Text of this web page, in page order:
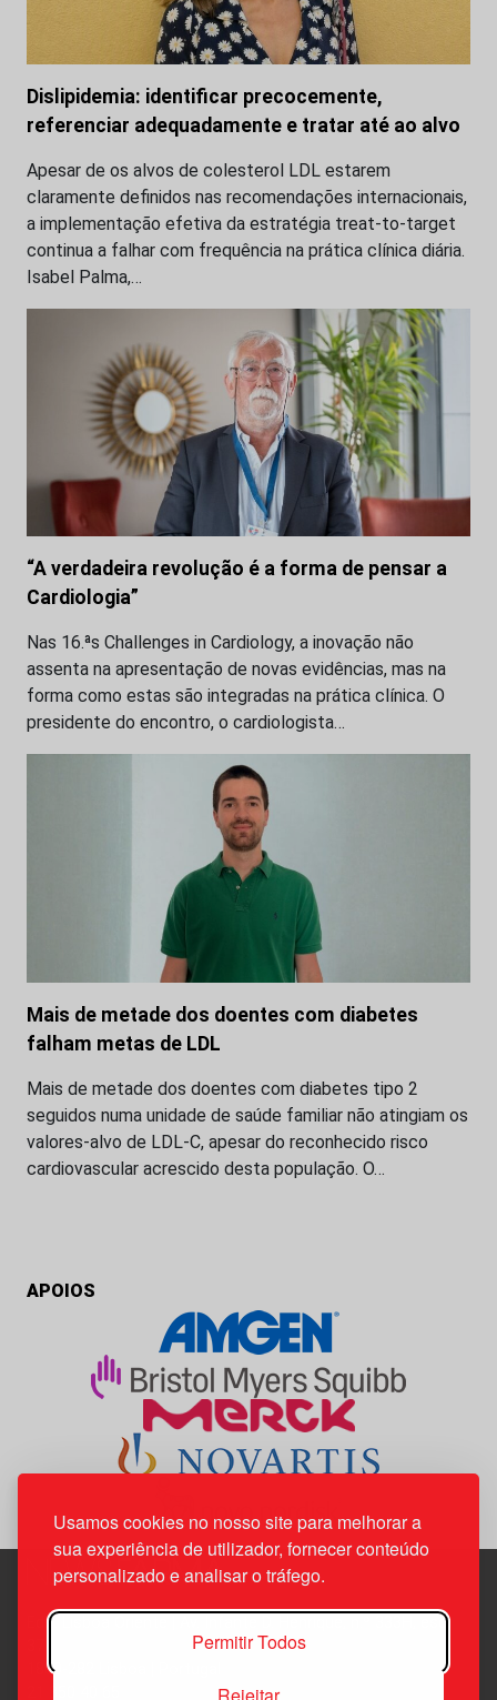
Usamos cookies no nosso site para melhorar a
sua experiência de utilizador, fornecer conteúdo
personalizado e analisar o tráfego.
Permitir Todos
Dislipidemia: identificar precocemente,
referenciar adequadamente e tratar até ao alvo
Apesar de os alvos de colesterol LDL estarem
claramente definidos nas recomendações internacionais,
a implementação efetiva da estratégia treat-to-target
continua a falhar com frequência na prática clínica diária.
Isabel Palma,…
“A verdadeira revolução é a forma de pensar a
Cardiologia”
Nas 16.ªs Challenges in Cardiology, a inovação não
assenta na apresentação de novas evidências, mas na
forma como estas são integradas na prática clínica. O
presidente do encontro, o cardiologista…
Mais de metade dos doentes com diabetes
falham metas de LDL
Mais de metade dos doentes com diabetes tipo 2
seguidos numa unidade de saúde familiar não atingiam os
valores-alvo de LDL-C, apesar do reconhecido risco
cardiovascular acrescido desta população. O…
APOIOS
Edif. Lisboa Oriente | Av. Infante D. Henrique, n.º 333H, esc.
1800-282 Lisboa | Portugal